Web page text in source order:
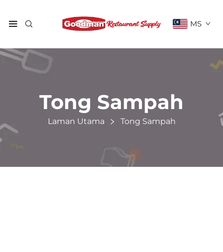
MS
Tong Sampah
Laman Utama Tong Sampah